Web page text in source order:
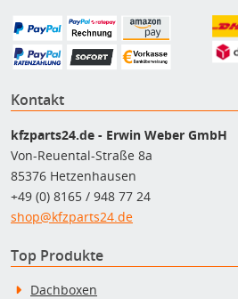
Kontakt
kfzparts24.de - Erwin Weber GmbH
Von-Reuental-Straße 8a
85376 Hetzenhausen
+49 (0) 8165 / 948 77 24
shop@kfzparts24.de
Top Produkte
Dachboxen